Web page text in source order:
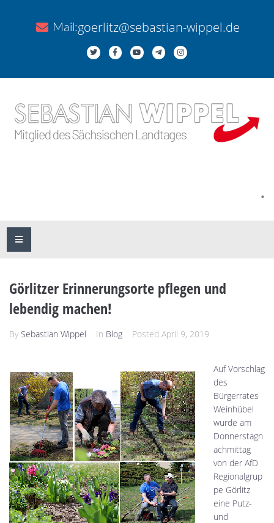
Mail:goerlitz@sebastian-wippel.de
.
Görlitzer Erinnerungsorte pflegen und
lebendig machen!
By Sebastian Wippel In Blog Posted April 9, 2019
Auf Vorschlag
des
Bürgerrates
Weinhübel
wurde am
Donnerstagn
achmittag
von der AfD
Regionalgrup
pe Görlitz
eine Putz-
und